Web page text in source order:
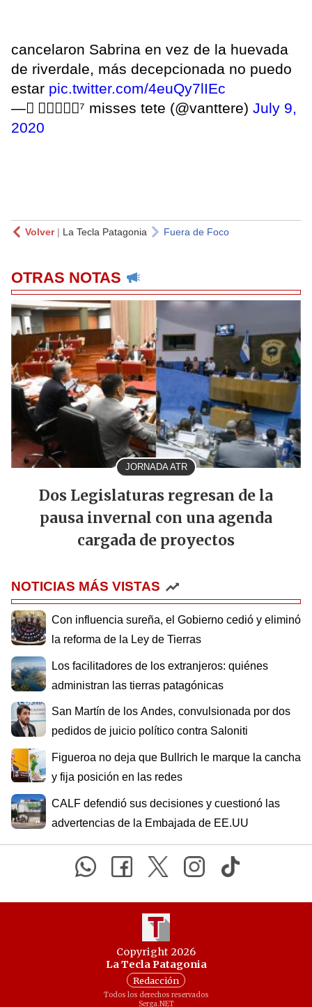
cancelaron Sabrina en vez de la huevada
de riverdale, más decepcionada no puedo
estar pic.twitter.com/4euQy7lIEc
— ً𝖋𝖎𝖔𝖗𝖊⁷ misses tete (@vanttere) July 9,
2020
Volver| La Tecla Patagonia Fuera de Foco
OTRAS NOTAS
JORNADA ATR
Dos Legislaturas regresan de la
pausa invernal con una agenda
cargada de proyectos
NOTICIAS MÁS VISTAS
Con influencia sureña, el Gobierno cedió y eliminó
la reforma de la Ley de Tierras
Los facilitadores de los extranjeros: quiénes
administran las tierras patagónicas
San Martín de los Andes, convulsionada por dos
pedidos de juicio político contra Saloniti
Figueroa no deja que Bullrich le marque la cancha
y fija posición en las redes
CALF defendió sus decisiones y cuestionó las
advertencias de la Embajada de EE.UU
Copyright 2026
La Tecla Patagonia
Redacción
Todos los derechos reservados
Serga.NET